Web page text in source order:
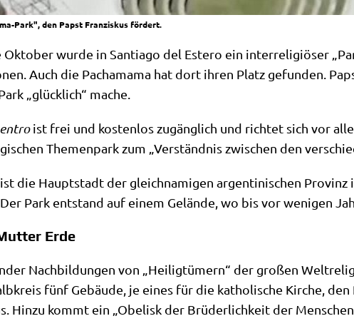
Park", den Papst Franziskus fördert.
Okto­ber wur­de in Sant­ia­go del Este­ro ein inter­re­li­giö­ser
Auch die Pacha­ma­ma hat dort ihren Platz gefun­den.
„glück­lich“ mache.
ist frei und kosten­los zugäng­lich und rich­tet sich vor
The­men­park zum „Ver­ständ­nis zwi­schen den
die Haupt­stadt der gleich­na­mi­gen argen­ti­ni­schen
Park ent­stand auf einem Gelän­de, wo bis vor weni­gen
Erde
Nach­bil­dun­gen von „Hei­lig­tü­mern“ der gro­ßen
fünf Gebäu­de, je eines für die katho­li­sche Kir­che,
Hin­zu kommt ein „Obe­lisk der Brü­der­lich­keit der